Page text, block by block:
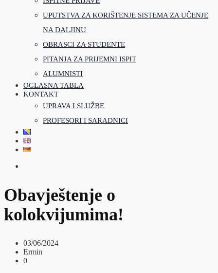
UPUTSTVA ZA KORIŠTENJE SISTEMA ZA UČENJE
NA DALJINU
OBRASCI ZA STUDENTE
PITANJA ZA PRIJEMNI ISPIT
ALUMNISTI
OGLASNA TABLA
KONTAKT
UPRAVA I SLUŽBE
PROFESORI I SARADNICI
Obavještenje o
kolokvijumima!
03/06/2024
Ermin
0